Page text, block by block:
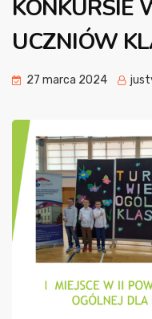
KONKURSIE
UCZNIÓW
27 marca 2024